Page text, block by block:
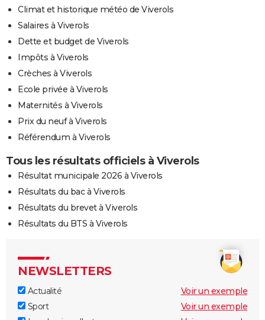
Climat et historique météo de Viverols
Salaires à Viverols
Dette et budget de Viverols
Impôts à Viverols
Crèches à Viverols
Ecole privée à Viverols
Maternités à Viverols
Prix du neuf à Viverols
Référendum à Viverols
Tous les résultats officiels à Viverols
Résultat municipale 2026 à Viverols
Résultats du bac à Viverols
Résultats du brevet à Viverols
Résultats du BTS à Viverols
NEWSLETTERS
Actualité
Voir un exemple
Sport
Voir un exemple